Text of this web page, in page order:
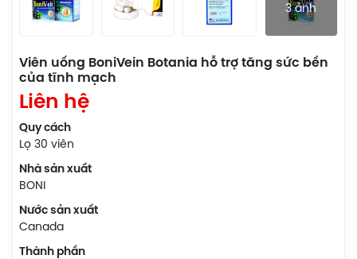
3 ảnh
Viên uống BoniVein Botania hỗ trợ tăng sức bền
của tĩnh mạch
Liên hệ
Quy cách
Lọ 30 viên
Nhà sản xuất
BONI
Nước sản xuất
Canada
Thành phần